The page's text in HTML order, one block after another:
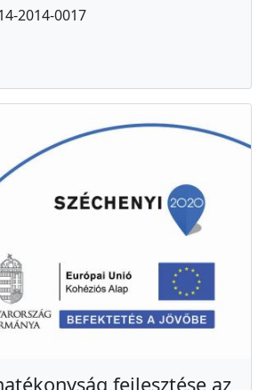
2014-0017
fejlesztése az